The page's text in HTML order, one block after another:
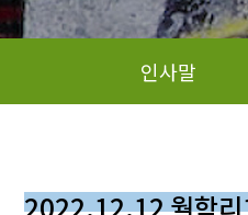
인사말
2022.12.12 월학리